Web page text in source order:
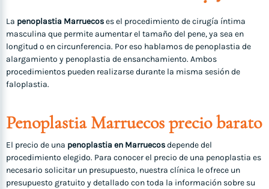
La penoplastia Marruecoses el procedimiento de cirugía íntima
masculina que permite aumentar el tamaño del pene, ya sea en
longitud o en circunferencia. Por eso hablamos de penoplastia de
alargamiento y penoplastia de ensanchamiento. Ambos
procedimientos pueden realizarse durante la misma sesión de
faloplastia.
Penoplastia Marruecos precio barato
El precio de una penoplastia en Marruecosdepende del
procedimiento elegido. Para conocer el precio de una penoplastia es
necesario solicitar un presupuesto, nuestra clínica le ofrece un
presupuesto gratuito y detallado con toda la información sobre su